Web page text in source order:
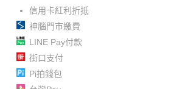
信用卡紅利折抵
神腦門市繳費
LINE Pay付款
街口支付
Pi拍錢包